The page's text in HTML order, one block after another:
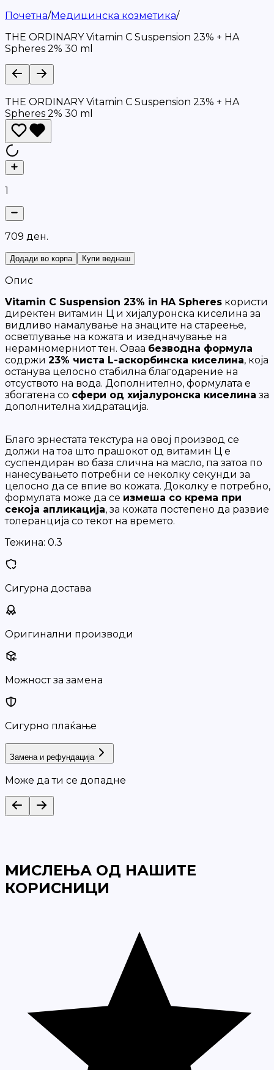
Почетна/Медицинска козметика/
THE ORDINARY Vitamin C Suspension 23% + HA
Spheres 2% 30 ml
THE ORDINARY Vitamin C Suspension 23% + HA
Spheres 2% 30 ml
1
709 ден.
Додади во корпа Купи веднаш
Опис
Vitamin C Suspension 23% in HA Spheres користи
директен витамин Ц и хијалуронска киселина за
видливо намалување на знаците на стареење,
осветлување на кожата и изедначување на
нерамномерниот тен. Оваа безводна формула
содржи 23% чиста L-аскорбинска киселина, која
останува целосно стабилна благодарение на
отсуството на вода. Дополнително, формулата е
збогатена со сфери од хијалуронска киселина за
дополнителна хидратација.
Благо зрнестата текстура на овој производ се
должи на тоа што прашокот од витамин Ц е
суспендиран во база слична на масло, па затоа по
нанесувањето потребни се неколку секунди за
целосно да се впие во кожата. Доколку е потребно,
формулата може да се измеша со крема при
секоја апликација, за кожата постепено да развие
толеранција со текот на времето.
Тежина: 0.3
Сигурна достава
Оригинални производи
Можност за замена
Сигурно плаќање
Замена и рефундација
Може да ти се допадне
МИСЛЕЊА ОД НАШИТЕ
КОРИСНИЦИ